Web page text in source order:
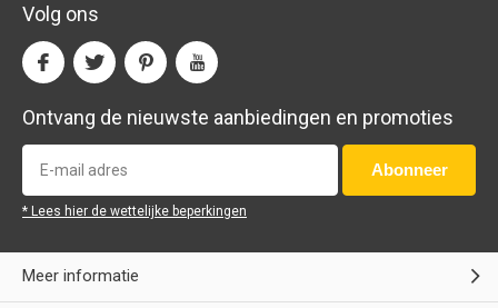
Volg ons
Ontvang de nieuwste aanbiedingen en promoties
Abonneer
* Lees hier de wettelijke beperkingen
Meer informatie